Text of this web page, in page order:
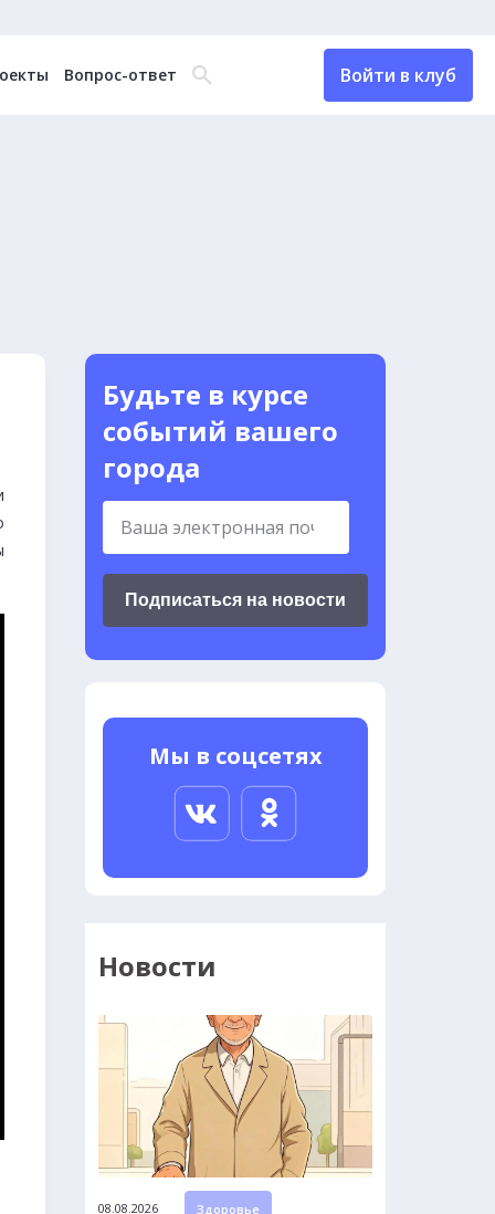
Вопрос-ответ Войти в клуб
Будьте в курсе
событий вашего
города
Подписаться на новости
Мы в соцсетях
Новости
08.08.2026 Здоровье